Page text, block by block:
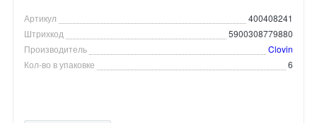
Артикул
400408241
Штрихкод
5900308779880
Производитель
Clovin
Кол-во в упаковке
6